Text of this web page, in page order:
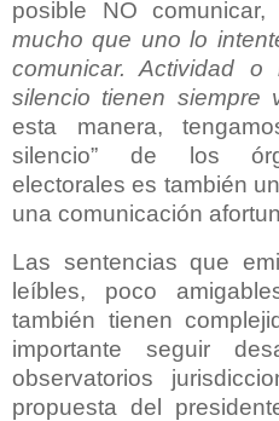
posible NO
mucho que uno lo
comunicar. Actividad o
silencio tienen siempre
esta manera,
silencio” de los
electorales es también
una comunicación
Las sentencias que
leíbles, poco
también tienen
importante seguir
observatorios
propuesta del